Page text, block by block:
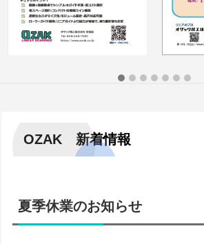
OZAK 新着情報
夏季休業のお知らせ